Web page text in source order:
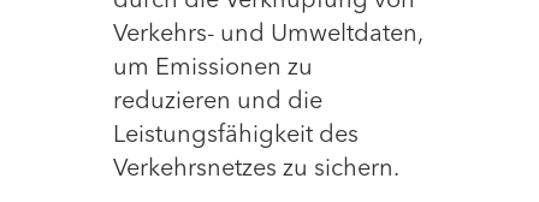
Verkehrs- und Umweltdaten,
um Emissionen zu
reduzieren und die
Leistungsfähigkeit des
Verkehrsnetzes zu sichern.